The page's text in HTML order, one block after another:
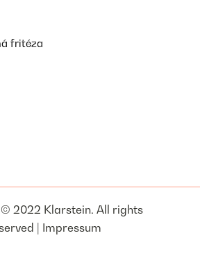
fritéza
2022 Klarstein. All rights
| Impressum